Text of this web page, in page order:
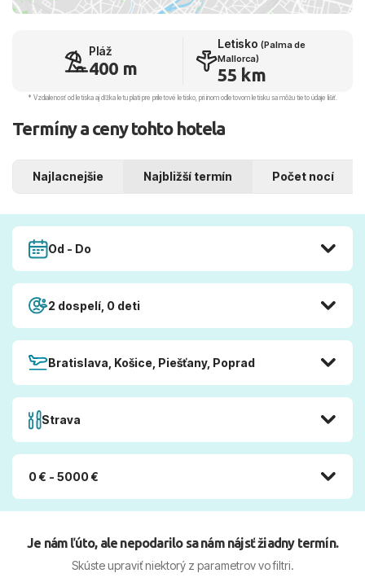
Pláž
400 m
Letisko (Palma de
Mallorca)
55 km
* Vzdialenosť od letiska aj dľžka letu platí pre príletové letisko, pri inom odletovom letisku sa môžu tieto údaje líšiť.
Termíny a ceny tohto hotela
Najlacnejšie Najbližší termín Počet nocí
Od - Do
2 dospelí, 0 deti
Bratislava, Košice, Piešťany, Poprad
Strava
0 € - 5000 €
Je nám ľúto, ale nepodarilo sa nám nájsť žiadny termín.
Skúste upraviť niektorý z parametrov vo filtri.